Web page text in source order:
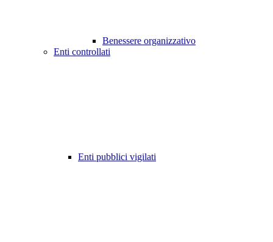
Benessere organizzativo
Enti controllati
Enti pubblici vigilati